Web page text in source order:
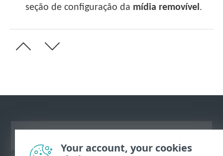
seção de configuração da mídia removível .
Your account, your cookies